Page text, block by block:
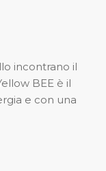
incontrano il
BEE è il
e con una